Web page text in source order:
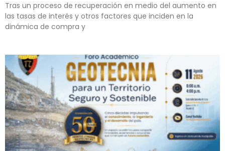
Tras un proceso de recuperación en medio del aumento en
las tasas de interés y otros factores que inciden en la
dinámica de compra y